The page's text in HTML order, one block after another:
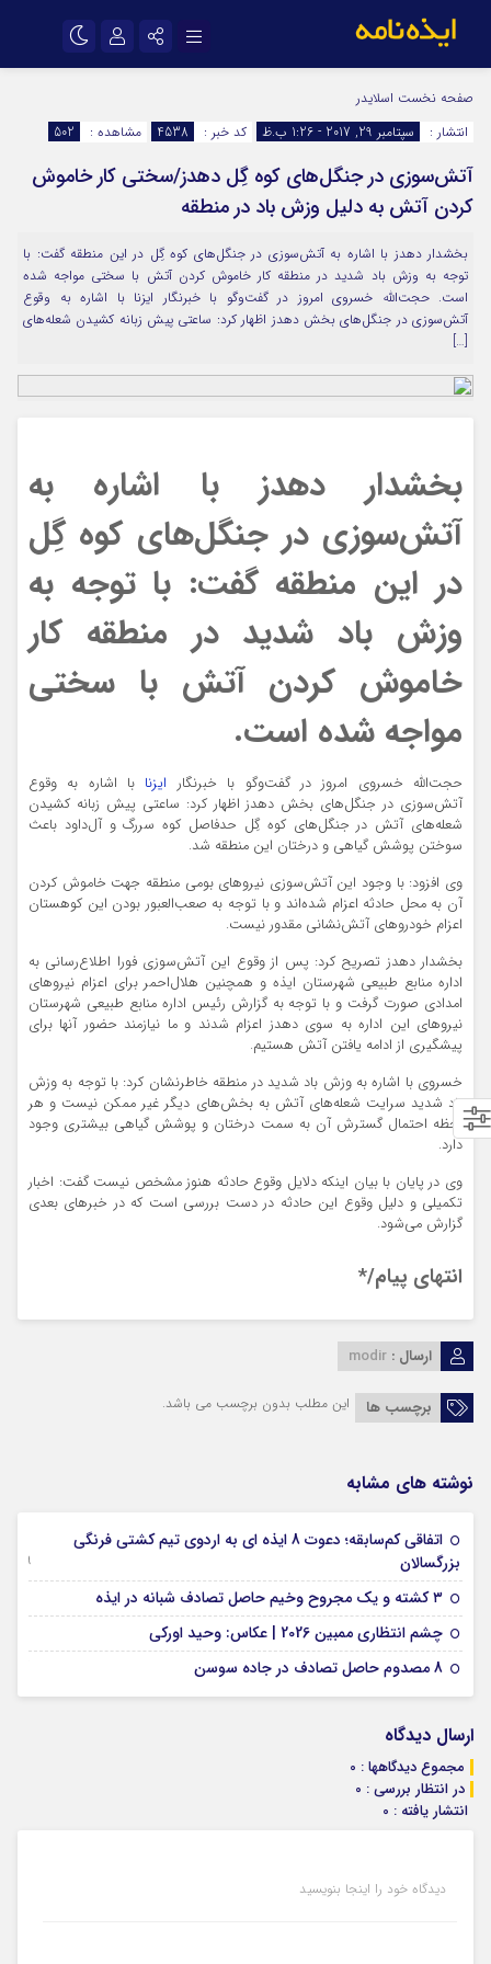
اینستاگرام
سروش
ایتا
آپارات
اپلیکیشن رمز عبور
مرا به خاطر بسپار
صفحه نخست اسلایدر
انتشار :
سپتامبر 29, 2017 - 1:26 ب.ظ کد خبر : 4538 مشاهده : 502
آتش‌سوزی در جنگل‌های کوه گِل دهدز/سختی کار خاموش
کردن آتش به دلیل وزش باد در منطقه
بخشدار دهدز با اشاره به آتش‌سوزی در جنگل‌های کوه گِل در این منطقه گفت: با
توجه به وزش باد شدید در منطقه کار خاموش کردن آتش با سختی مواجه شده
است. حجت‌الله خسروی امروز در گفت‌و‌گو با خبرنگار ایزنا با اشاره به وقوع
آتش‌سوزی در جنگل‌های بخش دهدز اظهار کرد: ساعتی پیش زبانه کشیدن شعله‌های
[…]
بخشدار دهدز با اشاره به
آتش‌سوزی در جنگل‌های کوه گِل
در این منطقه گفت: با توجه به
وزش باد شدید در منطقه کار
خاموش کردن آتش با سختی
مواجه شده است.
حجت‌الله خسروی امروز در گفت‌و‌گو با خبرنگار ایزنا با اشاره به وقوع
آتش‌سوزی در جنگل‌های بخش دهدز اظهار کرد: ساعتی پیش زبانه کشیدن
شعله‌های آتش در جنگل‌های کوه گِل حدفاصل کوه سررگ و آل‌داود باعث
سوختن پوشش گیاهی و درختان این منطقه شد.
وی افزود: با وجود این آتش‌سوزی نیروهای بومی منطقه جهت خاموش کردن
آن به محل حادثه اعزام شده‌اند و با توجه به صعب‌العبور بودن این کوهستان
اعزام خودروهای آتش‌نشانی مقدور نیست.
بخشدار دهدز تصریح کرد: پس از وقوع این آتش‌سوزی فورا اطلاع‌رسانی به
اداره منابع طبیعی شهرستان ایذه و همچنین هلال‌احمر برای اعزام نیروهای
امدادی صورت گرفت و با توجه به گزارش رئیس اداره منابع طبیعی شهرستان
نیروهای این اداره به سوی دهدز اعزام شدند و ما نیازمند حضور آنها برای
پیشگیری از ادامه یافتن آتش هستیم.
خسروی با اشاره به وزش باد شدید در منطقه خاطرنشان کرد: با توجه به وزش
باد شدید سرایت شعله‌های آتش به بخش‌های دیگر غیر ممکن نیست و هر
لحظه احتمال گسترش آن به سمت درختان و پوشش گیاهی بیشتری وجود
دارد.
وی در پایان با بیان اینکه دلایل وقوع حادثه هنوز مشخص نیست گفت: اخبار
تکمیلی و دلیل وقوع این حادثه در دست بررسی است که در خبرهای بعدی
گزارش می‌شود.
انتهای پیام/*
ارسال : modir
برچسب ها این مطلب بدون برچسب می باشد.
نوشته های مشابه
اتفاقی کم‌سابقه؛ دعوت 8 ایذه ای به اردوی تیم کشتی فرنگی
بزرگسالان
09 جولای 2026
۳ کشته و یک مجروح وخیم حاصل تصادف شبانه در ایذه
چشم انتظاری ممبین 2026 | عکاس: وحید اورکی
8 مصدوم حاصل تصادف در جاده سوسن
ارسال دیدگاه
مجموع دیدگاهها : 0
در انتظار بررسی : 0
انتشار یافته : 0
دیدگاه خود را اینجا بنویسید